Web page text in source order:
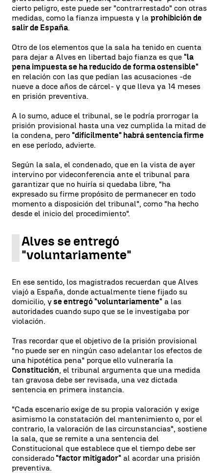
cierto peligro, este puede ser "contrarrestado" con otras
medidas, como la fianza impuesta y la prohibición de
salir de España.
Otro de los elementos que la sala ha tenido en cuenta
para dejar a Alves en libertad bajo fianza es que "la
pena impuesta se ha reducido de forma ostensible"
en relación con las que pedían las acusaciones -de
nueve a doce años de cárcel- y que lleva ya 14 meses
en prisión preventiva.
A lo sumo, aduce el tribunal, se le podría prorrogar la
prisión provisional hasta una vez cumplida la mitad de
la condena, pero "difícilmente" habrá sentencia firme
en ese período, advierte.
Según la sala, el condenado, que en la vista de ayer
intervino por videconferencia ante el tribunal para
garantizar que no huiría si quedaba libre, "ha
expresado su firme propósito de permanecer en todo
momento a disposición del tribunal", como "ha hecho
desde el inicio del procedimiento".
Alves se entregó
"voluntariamente"
En ese sentido, los magistrados recuerdan que Alves
viajó a España, donde actualmente tiene fijado su
domicilio, yse entregó "voluntariamente" a las
autoridades cuando supo que se le investigaba por
violación.
Tras recordar que el objetivo de la prisión provisional
"no puede ser en ningún caso adelantar los efectos de
una hipotética pena" porque ello vulneraría la
Constitución, el tribunal argumenta que una medida
tan gravosa debe ser revisada, una vez dictada
sentencia en primera instancia.
"Cada escenario exige de su propia valoración y exige
asimismo la constatación del mantenimiento o, por el
contrario, la valoración de las circunstancias", sostiene
la sala, que se remite a una sentencia del
Constitucional que establece que el tiempo debe ser
considerado "factor mitigador" al acordar una prisión
preventiva.